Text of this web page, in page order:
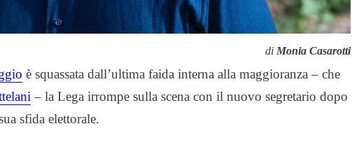
di Monia Casarotti
è squassata dall’ultima faida interna alla maggioranza – che
– la Lega irrompe sulla scena con il nuovo segretario dopo
sfida elettorale.